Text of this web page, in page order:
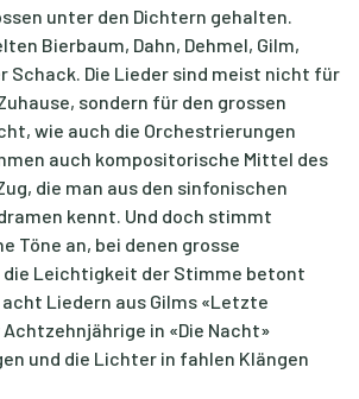
unter den Dichtern gehalten.
Bierbaum, Dahn, Dehmel, Gilm,
Schack. Die Lieder sind meist nicht für
sondern für den grossen
wie auch die Orchestrierungen
auch kompositorische Mittel des
die man aus den sinfonischen
kennt. Und doch stimmt
Töne an, bei denen grosse
die Leichtigkeit der Stimme betont
Liedern aus Gilms «Letzte
in «Die Nacht»
und die Lichter in fahlen Klängen